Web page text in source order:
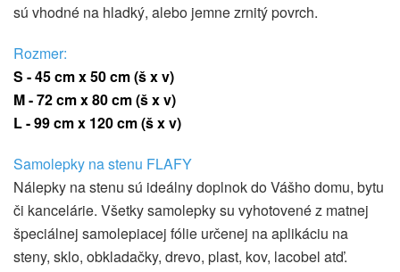
sú vhodné na hladký, alebo jemne zrnitý povrch.
Rozmer:
S - 45 cm x 50 cm (š x v)
M - 72 cm x 80 cm(š x v)
L - 99 cm x 120 cm(š x v)
Samolepky na stenu FLAFY
Nálepky na stenu sú ideálny doplnok do Vášho domu, bytu
či kancelárie. Všetky samolepky su vyhotovené z matnej
špeciálnej samolepiacej fólie určenej na aplikáciu na
steny, sklo, obkladačky, drevo, plast, kov, lacobel atď.